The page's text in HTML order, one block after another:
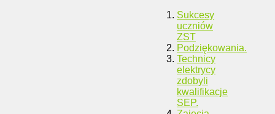
Sukcesy
uczniów
ZST
Podziękowania.
Technicy
elektrycy
zdobyli
kwalifikacje
SEP.